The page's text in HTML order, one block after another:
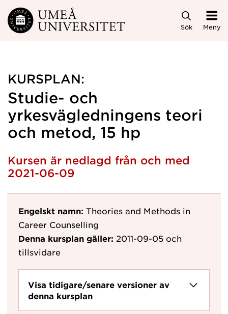
Hoppa direkt till innehållet
Sök Meny
KURSPLAN:
Studie- och
yrkesvägledningens teori
och metod, 15 hp
Kursen är nedlagd från och med
2021-06-09
Engelskt namn: Theories and Methods in
Career Counselling
Denna kursplan gäller: 2011-09-05 och
tillsvidare
Visa tidigare/senare versioner av
denna kursplan